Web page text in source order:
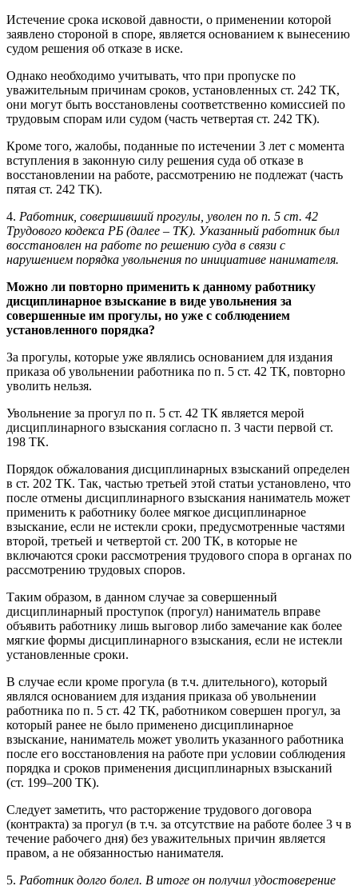
Истечение срока исковой давности, о применении которой
заявлено стороной в споре, является основанием к вынесению
судом решения об отказе в иске.
Однако необходимо учитывать, что при пропуске по
уважительным причинам сроков, установленных ст. 242 ТК,
они могут быть восстановлены соответственно комиссией по
трудовым спорам или судом (часть четвертая ст. 242 ТК).
Кроме того, жалобы, поданные по истечении 3 лет с момента
вступления в законную силу решения суда об отказе в
восстановлении на работе, рассмотрению не подлежат (часть
пятая ст. 242 ТК).
4. Работник, совершивший прогулы, уволен по п. 5 ст. 42
Трудового кодекса РБ (далее – ТК). Указанный работник был
восстановлен на работе по решению суда в связи с
нарушением порядка увольнения по инициативе нанимателя.
Можно ли повторно применить к данному работнику
дисциплинарное взыскание в виде увольнения за
совершенные им прогулы, но уже с соблюдением
установленного порядка?
За прогулы, которые уже являлись основанием для издания
приказа об увольнении работника по п. 5 ст. 42 ТК, повторно
уволить нельзя.
Увольнение за прогул по п. 5 ст. 42 ТК является мерой
дисциплинарного взыскания согласно п. 3 части первой ст.
198 ТК.
Порядок обжалования дисциплинарных взысканий определен
в ст. 202 ТК. Так, частью третьей этой статьи установлено, что
после отмены дисциплинарного взыскания наниматель может
применить к работнику более мягкое дисциплинарное
взыскание, если не истекли сроки, предусмотренные частями
второй, третьей и четвертой ст. 200 ТК, в которые не
включаются сроки рассмотрения трудового спора в органах по
рассмотрению трудовых споров.
Таким образом, в данном случае за совершенный
дисциплинарный проступок (прогул) наниматель вправе
объявить работнику лишь выговор либо замечание как более
мягкие формы дисциплинарного взыскания, если не истекли
установленные сроки.
В случае если кроме прогула (в т.ч. длительного), который
являлся основанием для издания приказа об увольнении
работника по п. 5 ст. 42 ТК, работником совершен прогул, за
который ранее не было применено дисциплинарное
взыскание, наниматель может уволить указанного работника
после его восстановления на работе при условии соблюдения
порядка и сроков применения дисциплинарных взысканий
(ст. 199–200 ТК).
Следует заметить, что расторжение трудового договора
(контракта) за прогул (в т.ч. за отсутствие на работе более 3 ч в
течение рабочего дня) без уважительных причин является
правом, а не обязанностью нанимателя.
5. Работник долго болел. В итоге он получил удостоверение